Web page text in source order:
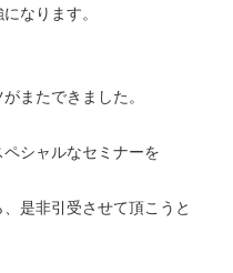
なります。
またできました。
シャルなセミナーを
是非引受させて頂こうと